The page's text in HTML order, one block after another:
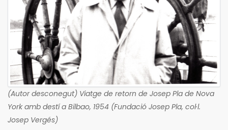
(Autor desconegut) Viatge de retorn de Josep Pla de Nova
York amb destí a Bilbao, 1954 (Fundació Josep Pla, col·l.
Josep Vergés)